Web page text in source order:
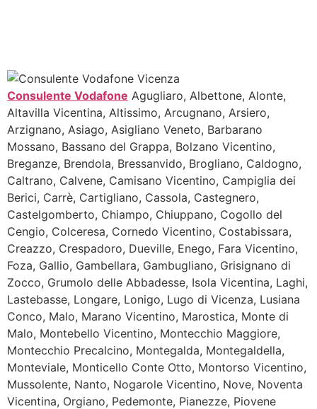
Consulente Vodafone Agugliaro, Albettone, Alonte,
Altavilla Vicentina, Altissimo, Arcugnano, Arsiero,
Arzignano, Asiago, Asigliano Veneto, Barbarano
Mossano, Bassano del Grappa, Bolzano Vicentino,
Breganze, Brendola, Bressanvido, Brogliano, Caldogno,
Caltrano, Calvene, Camisano Vicentino, Campiglia dei
Berici, Carrè, Cartigliano, Cassola, Castegnero,
Castelgomberto, Chiampo, Chiuppano, Cogollo del
Cengio, Colceresa, Cornedo Vicentino, Costabissara,
Creazzo, Crespadoro, Dueville, Enego, Fara Vicentino,
Foza, Gallio, Gambellara, Gambugliano, Grisignano di
Zocco, Grumolo delle Abbadesse, Isola Vicentina, Laghi,
Lastebasse, Longare, Lonigo, Lugo di Vicenza, Lusiana
Conco, Malo, Marano Vicentino, Marostica, Monte di
Malo, Montebello Vicentino, Montecchio Maggiore,
Montecchio Precalcino, Montegalda, Montegaldella,
Monteviale, Monticello Conte Otto, Montorso Vicentino,
Mussolente, Nanto, Nogarole Vicentino, Nove, Noventa
Vicentina, Orgiano, Pedemonte, Pianezze, Piovene